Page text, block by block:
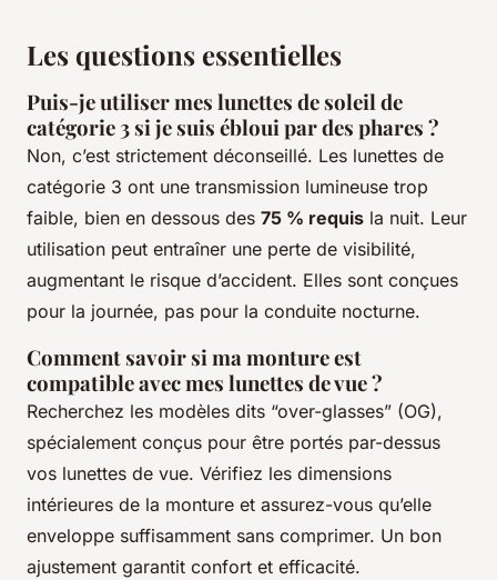
Les questions essentielles
Puis-je utiliser mes lunettes de soleil de
catégorie 3 si je suis ébloui par des phares ?
Non, c’est strictement déconseillé. Les lunettes de
catégorie 3 ont une transmission lumineuse trop
faible, bien en dessous des 75 % requis la nuit. Leur
utilisation peut entraîner une perte de visibilité,
augmentant le risque d’accident. Elles sont conçues
pour la journée, pas pour la conduite nocturne.
Comment savoir si ma monture est
compatible avec mes lunettes de vue ?
Recherchez les modèles dits “over-glasses” (OG),
spécialement conçus pour être portés par-dessus
vos lunettes de vue. Vérifiez les dimensions
intérieures de la monture et assurez-vous qu’elle
enveloppe suffisamment sans comprimer. Un bon
ajustement garantit confort et efficacité.